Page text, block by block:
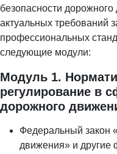
безопасности
актуальных требований
профессиональных
следующие модули:
Модуль 1.
регулирование в
дорожного
Федеральный закон
движения» и другие